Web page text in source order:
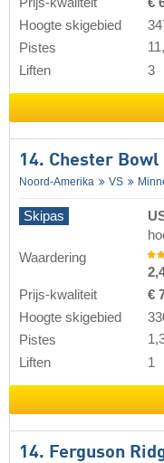
Hoogte skigebied
Pistes
Liften
3
14. Chester Bowl
Noord-Amerika VS
Skipas
Waardering
Prijs-kwaliteit
€
Hoogte skigebied
Pistes
Liften
1
14. Ferguson